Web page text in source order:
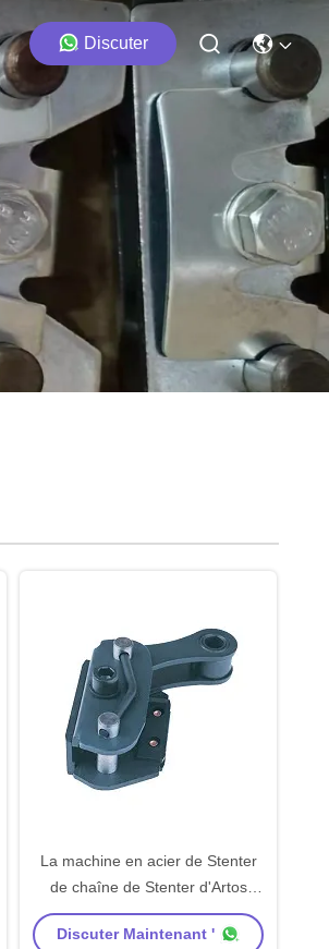
Discuter
La machine en acier de Stenter
de chaîne de Stenter d'Artos
partie le matériel de carbone de
coup d'oeil
Discuter Maintenant '